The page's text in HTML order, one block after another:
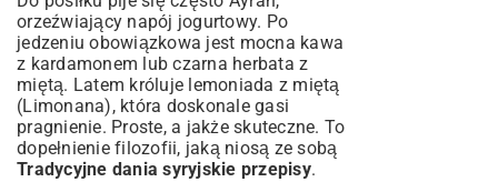
orzeźwiający napój jogurtowy. Po
jedzeniu obowiązkowa jest mocna kawa
z kardamonem lub czarna herbata z
miętą. Latem króluje lemoniada z miętą
(Limonana), która doskonale gasi
pragnienie. Proste, a jakże skuteczne. To
dopełnienie filozofii, jaką niosą ze sobą
Tradycyjne dania syryjskie przepisy.